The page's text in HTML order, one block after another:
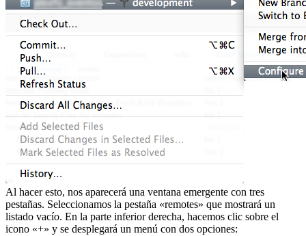
Al hacer esto, nos aparecerá una ventana emergente con tres
pestañas. Seleccionamos la pestaña «remotes» que mostrará un
listado vacío. En la parte inferior derecha, hacemos clic sobre el
icono «+» y se desplegará un menú con dos opciones: